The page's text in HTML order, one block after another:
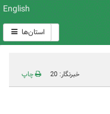
English
استان‌ها
خبرنگار: 20 چاپ